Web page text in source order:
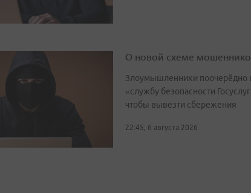
О новой схеме
Злоумышленники поочерёдно
«службу безопасности
чтобы вывезти сбережения
22:45, 6 августа 2026